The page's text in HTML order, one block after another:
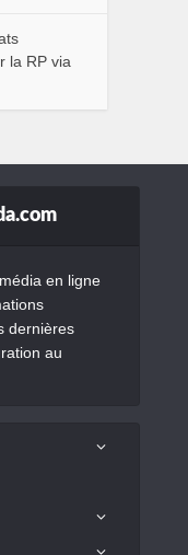
la RP via
en ligne
dernières
au